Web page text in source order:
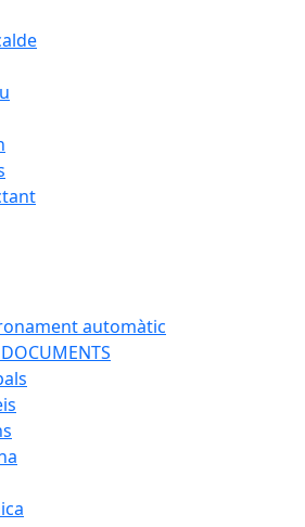
automàtic